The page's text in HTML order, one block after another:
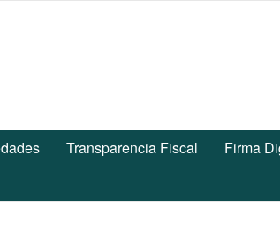
Transparencia Fiscal Firma